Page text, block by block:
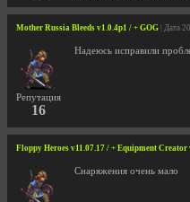
Mother Russia Bleeds v1.0.4p1 / + GOG | Дата
Репутация
16
Надеюсь исправили
Floppy Heroes v11.07.17 / + Equipment Creator
Снаряжения очень мало